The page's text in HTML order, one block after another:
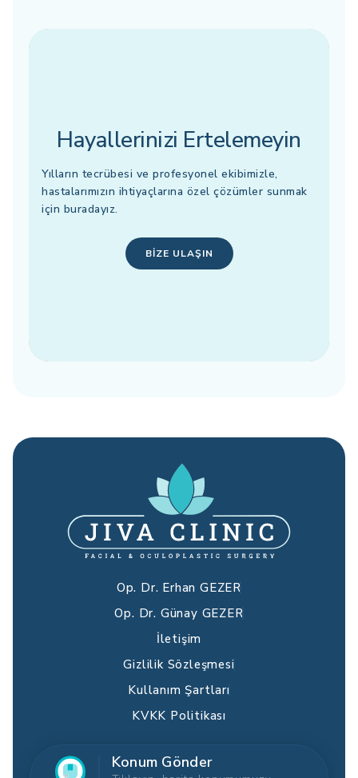
Hayallerinizi Ertelemeyin
Yılların tecrübesi ve profesyonel ekibimizle,
hastalarımızın ihtiyaçlarına özel çözümler sunmak
için buradayız.
BIZE ULAŞIN
Op. Dr. Erhan GEZER
Op. Dr. Günay GEZER
İletişim
Gizlilik Sözleşmesi
Kullanım Şartları
KVKK Politikası
Konum Gönder